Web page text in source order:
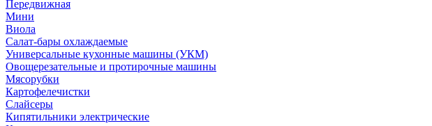
Передвижная
Мини
Виола
Салат-бары охлаждаемые
Универсальные кухонные машины (УКМ)
Овощерезательные и протирочные машины
Мясорубки
Картофелечистки
Слайсеры
Кипятильники электрические